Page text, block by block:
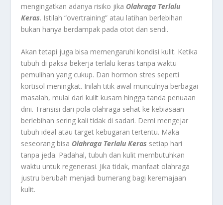
mengingatkan adanya risiko jika Olahraga Terlalu
Keras. Istilah “overtraining” atau latihan berlebihan
bukan hanya berdampak pada otot dan sendi.
Akan tetapi juga bisa memengaruhi kondisi kulit. Ketika
tubuh di paksa bekerja terlalu keras tanpa waktu
pemulihan yang cukup. Dan hormon stres seperti
kortisol meningkat. Inilah titik awal munculnya berbagai
masalah, mulai dari kulit kusam hingga tanda penuaan
dini. Transisi dari pola olahraga sehat ke kebiasaan
berlebihan sering kali tidak di sadari. Demi mengejar
tubuh ideal atau target kebugaran tertentu. Maka
seseorang bisa Olahraga Terlalu Keras setiap hari
tanpa jeda. Padahal, tubuh dan kulit membutuhkan
waktu untuk regenerasi. Jika tidak, manfaat olahraga
justru berubah menjadi bumerang bagi keremajaan
kulit.